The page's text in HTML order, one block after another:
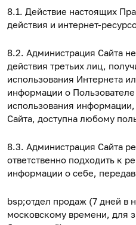
8.1. Действие настоящих
действия и интернет-
8.2. Администрация Сайта
действия третьих лиц,
использования Интернета
информации о Пользователе
использования
Сайта, доступна любому
8.3. Администрация Сайта
ответственно подходить к
информации о себе,
bsp;отдел продаж (7 дней в
московскому времени, для